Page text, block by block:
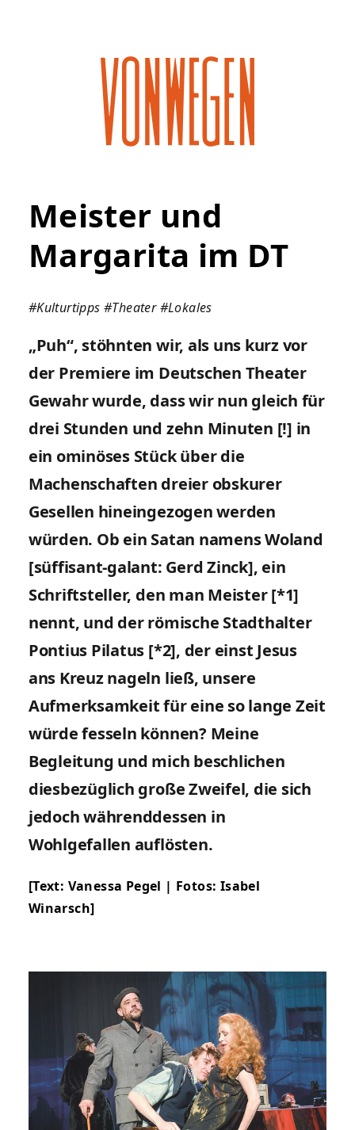
Meister und
Margarita im DT
#Kulturtipps #Theater #Lokales
„Puh“, stöhnten wir, als uns kurz vor
der Premiere im Deutschen Theater
Gewahr wurde, dass wir nun gleich für
drei Stunden und zehn Minuten [!] in
ein ominöses Stück über die
Machenschaften dreier obskurer
Gesellen hineingezogen werden
würden. Ob ein Satan namens Woland
[süffisant-galant: Gerd Zinck], ein
Schriftsteller, den man Meister [*1]
nennt, und der römische Stadthalter
Pontius Pilatus [*2], der einst Jesus
ans Kreuz nageln ließ, unsere
Aufmerksamkeit für eine so lange Zeit
würde fesseln können? Meine
Begleitung und mich beschlichen
diesbezüglich große Zweifel, die sich
jedoch währenddessen in
Wohlgefallen auflösten.
[Text: Vanessa Pegel | Fotos: Isabel
Winarsch]